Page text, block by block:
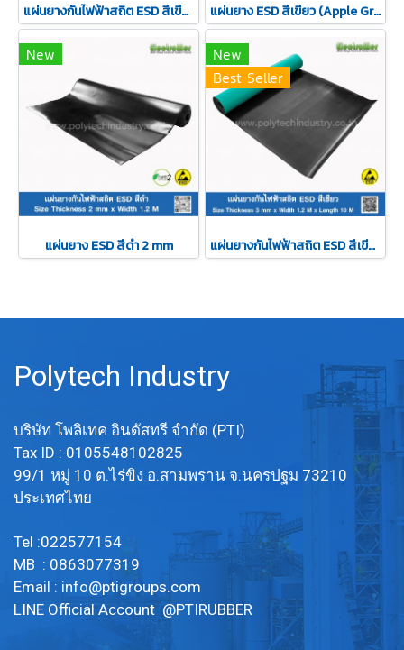
แผ่นยางกันไฟฟ้าสถิต ESD สีเขียว ความหนา 2 mm แผ่นยาง ESD สีเขียว (Apple Green) 2 mm
New
แผ่นยาง ESD สีดำ 2 mm
New
Best Seller
แผ่นยางกันไฟฟ้าสถิต ESD สีเขียว ความหนา 3 mm
Polytech Industry
บริษัท โพลิเทค อินดัสทรี จำกัด (PTI)
Tax ID : 0105548102825
99/1 หมู่ 10 ต.ไร่ขิง อ.สามพราน จ.นครปฐม 73210
ประเทศไทย
Tel :022577154
MB : 0863077319
Email : info@ptigroups.com
LINE Official Account @PTIRUBBER